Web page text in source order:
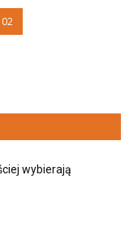
wybierają